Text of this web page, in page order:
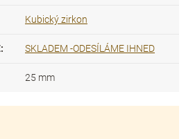
Kubický zirkon
: SKLADEM -ODESÍLÁME IHNED
25 mm